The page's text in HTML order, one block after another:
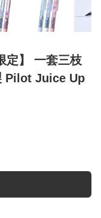
定】 一套三枝
Pilot Juice Up